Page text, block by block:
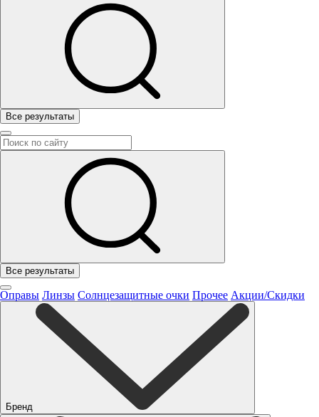
Все результаты
Все результаты
Оправы Линзы Солнцезащитные очки Прочее Акции/Скидки
Бренд